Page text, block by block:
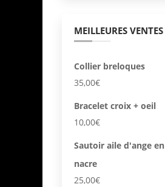
MEILLEURES VENTES
Collier breloques
35,00€
Bracelet croix + oeil
10,00€
Sautoir aile d'ange en
nacre
25,00€